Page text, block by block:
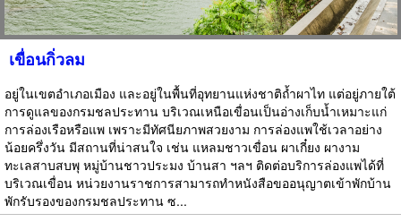
เขื่อนกิ่วลม
อยู่ในเขตอำเภอเมือง และอยู่ในพื้นที่อุทยานแห่งชาติถ้ำผาไท แต่อยู่ภายใต้
การดูแลของกรมชลประทาน บริเวณเหนือเขื่อนเป็นอ่างเก็บน้ำเหมาะแก่
การล่องเรือหรือแพ เพราะมีทัศนียภาพสวยงาม การล่องแพใช้เวลาอย่าง
น้อยครึ่งวัน มีสถานที่น่าสนใจ เช่น แหลมชาวเขื่อน ผาเกี๋ยง ผางาม
ทะเลสาบสบพุ หมู่บ้านชาวประมง บ้านสา ฯลฯ ติดต่อบริการล่องแพได้ที่
บริเวณเขื่อน หน่วยงานราชการสามารถทำหนังสือขออนุญาตเข้าพักบ้าน
พักรับรองของกรมชลประทาน ซ...